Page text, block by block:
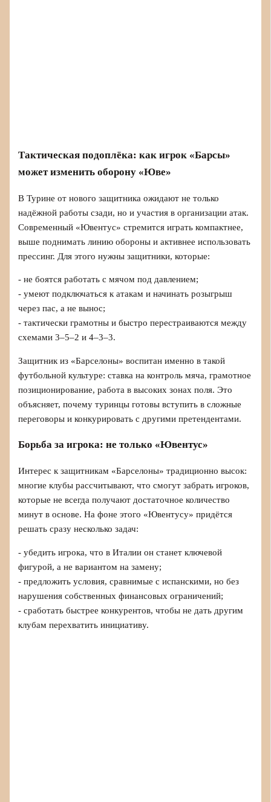
Тактическая подоплёка: как игрок «Барсы»
может изменить оборону «Юве»
В Турине от нового защитника ожидают не только
надёжной работы сзади, но и участия в организации атак.
Современный «Ювентус» стремится играть компактнее,
выше поднимать линию обороны и активнее использовать
прессинг. Для этого нужны защитники, которые:
- не боятся работать с мячом под давлением;
- умеют подключаться к атакам и начинать розыгрыш
через пас, а не вынос;
- тактически грамотны и быстро перестраиваются между
схемами 3–5–2 и 4–3–3.
Защитник из «Барселоны» воспитан именно в такой
футбольной культуре: ставка на контроль мяча, грамотное
позиционирование, работа в высоких зонах поля. Это
объясняет, почему туринцы готовы вступить в сложные
переговоры и конкурировать с другими претендентами.
Борьба за игрока: не только «Ювентус»
Интерес к защитникам «Барселоны» традиционно высок:
многие клубы рассчитывают, что смогут забрать игроков,
которые не всегда получают достаточное количество
минут в основе. На фоне этого «Ювентусу» придётся
решать сразу несколько задач:
- убедить игрока, что в Италии он станет ключевой
фигурой, а не вариантом на замену;
- предложить условия, сравнимые с испанскими, но без
нарушения собственных финансовых ограничений;
- сработать быстрее конкурентов, чтобы не дать другим
клубам перехватить инициативу.